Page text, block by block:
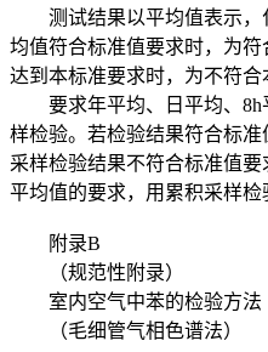
测试结果以平均值表示，
均值符合标准值要求时，为
达到本标准要求时，为不符合
要求年平均、日平均、8h
样检验。若检验结果符合标
采样检验结果不符合标准值
平均值的要求，用累积采样检
附录B
（规范性附录）
室内空气中苯的检验方法
（毛细管气相色谱法）